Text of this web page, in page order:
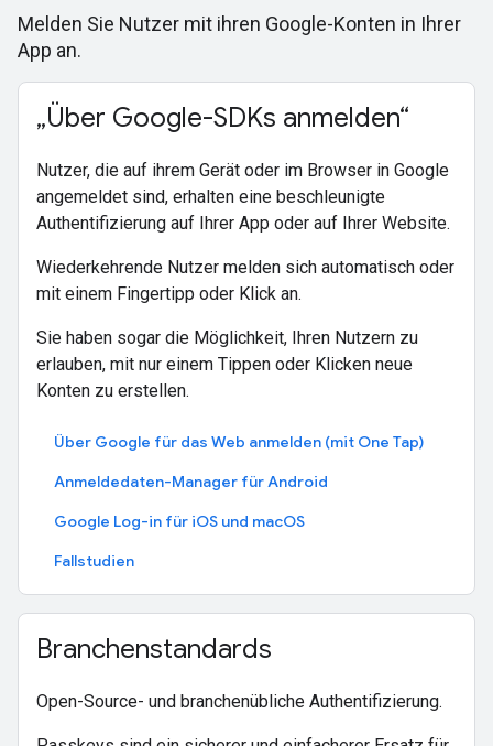
Melden Sie Nutzer mit ihren Google-Konten in Ihrer
App an.
„Über Google-SDKs anmelden“
Nutzer, die auf ihrem Gerät oder im Browser in Google
angemeldet sind, erhalten eine beschleunigte
Authentifizierung auf Ihrer App oder auf Ihrer Website.
Wiederkehrende Nutzer melden sich automatisch oder
mit einem Fingertipp oder Klick an.
Sie haben sogar die Möglichkeit, Ihren Nutzern zu
erlauben, mit nur einem Tippen oder Klicken neue
Konten zu erstellen.
Über Google für das Web anmelden (mit One Tap)
Anmeldedaten-Manager für Android
Google Log-in für iOS und macOS
Fallstudien
Branchenstandards
Open-Source- und branchenübliche Authentifizierung.